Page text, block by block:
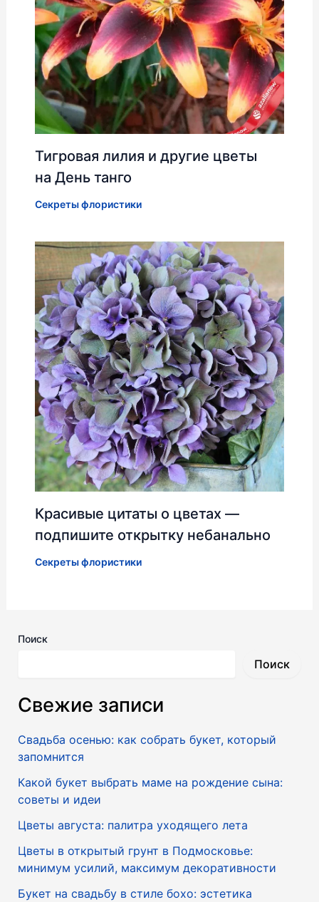
Тигровая лилия и другие цветы
на День танго
Секреты флористики
Красивые цитаты о цветах —
подпишите открытку небанально
Секреты флористики
Поиск
Поиск
Свежие записи
Свадьба осенью: как собрать букет, который
запомнится
Какой букет выбрать маме на рождение сына:
советы и идеи
Цветы августа: палитра уходящего лета
Цветы в открытый грунт в Подмосковье:
минимум усилий, максимум декоративности
Букет на свадьбу в стиле бохо: эстетика